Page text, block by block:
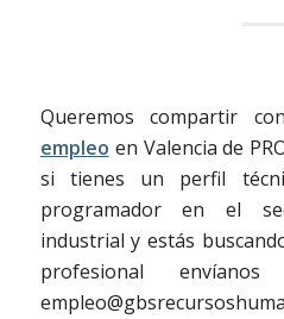
Queremos compartir
empleo en Valencia de
si tienes un perfil
programador en el
industrial y estás
profesional